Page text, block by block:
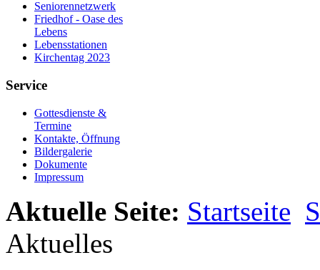
Seniorennetzwerk
Friedhof - Oase des
Lebens
Lebensstationen
Kirchentag 2023
Service
Gottesdienste &
Termine
Kontakte, Öffnung
Bildergalerie
Dokumente
Impressum
Aktuelle Seite: Startseite
Aktuelles